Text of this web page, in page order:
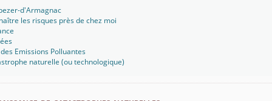
d'Armagnac
les risques près de chez moi
Emissions Polluantes
naturelle (ou technologique)